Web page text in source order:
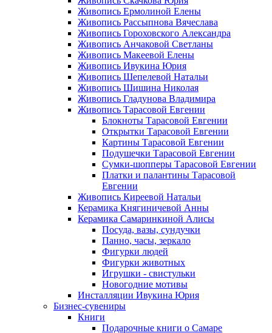
Живопись Ермолиной Елены
Живопись Рассыпнова Вячеслава
Живопись Гороховского Александра
Живопись Анчаковой Светланы
Живопись Макеевой Елены
Живопись Ивукина Юрия
Живопись Шепелевой Натальи
Живопись Шишина Николая
Живопись Гладунова Владимира
Живопись Тарасовой Евгении
Блокноты Тарасовой Евгении
Открытки Тарасовой Евгении
Картины Тарасовой Евгении
Подушечки Тарасовой Евгении
Сумки-шопперы Тарасовой Евгении
Платки и палантины Тарасовой
Евгении
Живопись Киреевой Натальи
Керамика Княгиничевой Анны
Керамика Самаринкиной Алисы
Посуда, вазы, сундучки
Панно, часы, зеркало
Фигурки людей
Фигурки животных
Игрушки - свистульки
Новогодние мотивы
Инсталляции Ивукина Юрия
Бизнес-сувениры
Книги
Подарочные книги о Самаре